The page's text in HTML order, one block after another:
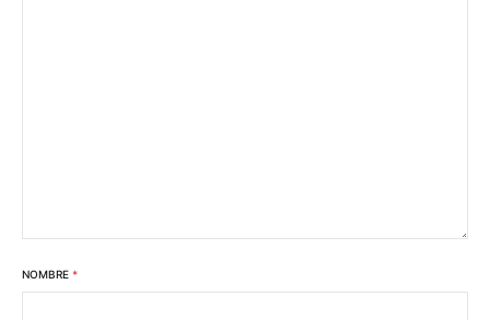
NOMBRE *